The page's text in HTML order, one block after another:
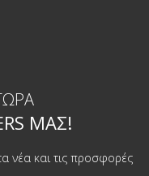
ΜΑΣ!
νέα και τις προσφορές